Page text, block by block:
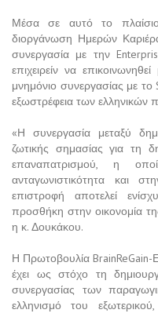
Μέσα σε αυτό το
διοργάνωση Ημερών
συνεργασία με την
επιχειρείν να
μνημόνιο συνεργασίας με το
εξωστρέφεια των ελληνικών
«Η συνεργασία μεταξύ
ζωτικής σημασίας για τη
επαναπατρισμού, η
ανταγωνιστικότητα και
επιστροφή αποτελεί
προσθήκη στην οικονομία
η κ. Δουκάκου.
Η Πρωτοβουλία BrainReGain-
έχει ως στόχο τη
συνεργασίας των
ελληνισμό του